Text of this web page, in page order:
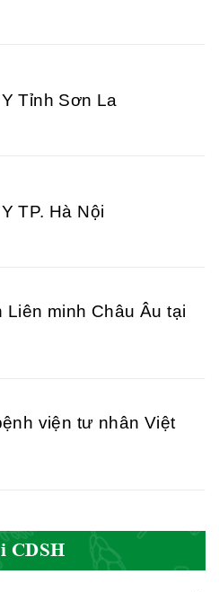
Tỉnh Sơn La
TP. Hà Nội
Liên minh Châu Âu tại
viện tư nhân Việt
y dược cổ truyền -
CDSH